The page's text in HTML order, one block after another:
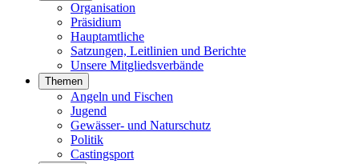
Organisation
Präsidium
Hauptamtliche
Satzungen, Leitlinien und Berichte
Unsere Mitgliedsverbände
Themen
Angeln und Fischen
Jugend
Gewässer- und Naturschutz
Politik
Castingsport